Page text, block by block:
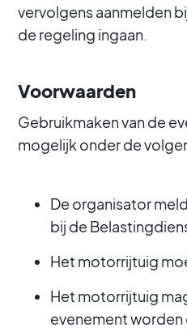
vervolgens aanmelden
de regeling ingaan.
Voorwaarden
Gebruikmaken van de
mogelijk onder de
De organisator
bij de
Het motorrijtuig
Het motorrijtuig
evenement